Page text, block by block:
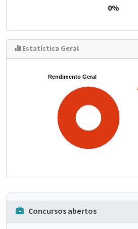
0%
Estatística Geral
Rendimento Geral
Concursos abertos